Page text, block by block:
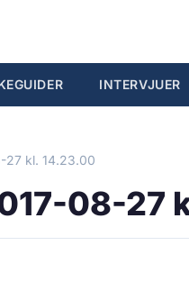
INTERVJUER
27 kl. 14.23.00
08-27